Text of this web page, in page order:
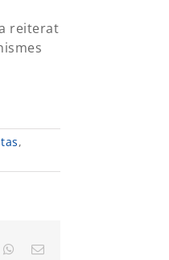
reiterat
,
WhatsApp
Correo